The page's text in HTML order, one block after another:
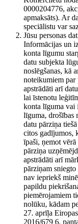
0000204776,
apmaksāts). Ar
speciālistu var
Jūsu personas
Informācijas un
konta līgumu
datu subjekta
noslēgšanas, kā
noteikumiem par
apstrādāti arī
lai īstenotu
konta līguma vai
līguma, drošības
datu pārziņa
citos gadījumos,
īpaši, ņemot
pārziņa
apstrādāti arī
pārziņam
nav iepriekš
papildu
piemērojamiem
nolūku, kādam
27. aprīļa
2016/679 6.